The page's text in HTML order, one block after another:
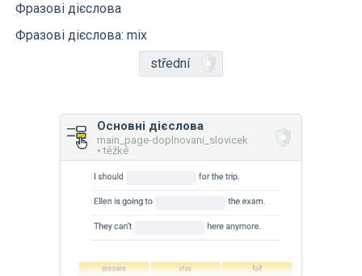
Фразові дієслова
Фразові дієслова: mix
střední
Основні дієслова
main_page-doplnovani_slovicek
• těžké